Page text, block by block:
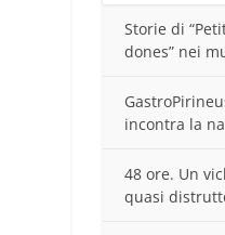
Storie di
dones” nei
incontra la
48 ore. Un
quasi